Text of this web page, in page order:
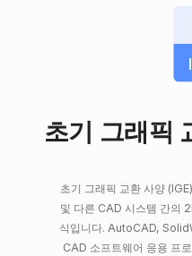
초기 그래픽
초기 그래픽 교환 사양
및 다른 CAD 시스템 간의
식입니다. AutoCAD,
CAD 소프트웨어 응용 프